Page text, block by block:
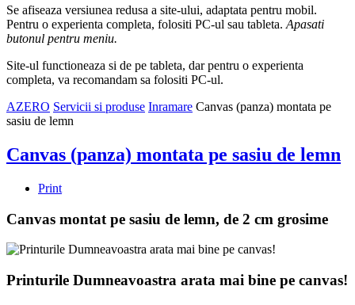
Se afiseaza versiunea redusa a site-ului, adaptata pentru mobil.
Pentru o experienta completa, folositi PC-ul sau tableta. Apasati
butonul pentru meniu.
Site-ul functioneaza si de pe tableta, dar pentru o experienta
completa, va recomandam sa folositi PC-ul.
AZERO Servicii si produse Inramare Canvas (panza) montata pe
sasiu de lemn
Canvas (panza) montata pe sasiu de lemn
Print
Canvas montat pe sasiu de lemn, de 2 cm grosime
Printurile Dumneavoastra arata mai bine pe canvas!